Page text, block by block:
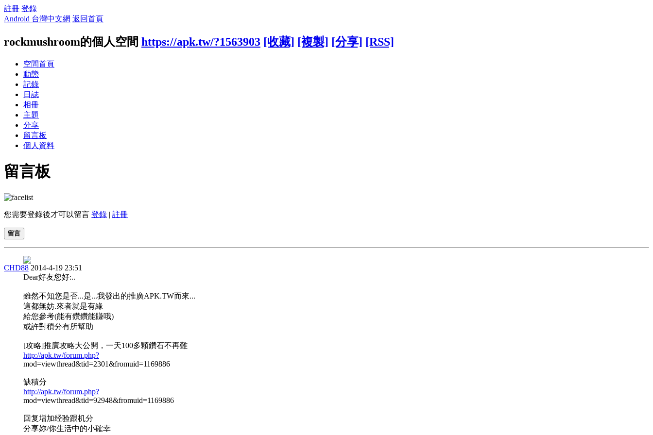
註冊 登錄
Android 台灣中文網 返回首頁
rockmushroom的個人空間 https://apk.tw/?1563903 [收藏] [複製] [分享] [RSS]
空間首頁
動態
記錄
日誌
相冊
主題
分享
留言板
個人資料
留言板
您需要登錄後才可以留言 登錄 | 註冊
留言
CHD88 2014-4-19 23:51
Dear好友您好:..
雖然不知您是否...是...我發出的推廣APK.TW而來...
這都無妨.來者就是有緣
給您參考(能有鑽鑽能賺哦)
或許對積分有所幫助
[攻略]推廣攻略大公開，一天100多顆鑽石不再難
http://apk.tw/forum.php?
mod=viewthread&tid=2301&fromuid=1169886
缺積分
http://apk.tw/forum.php?
mod=viewthread&tid=92948&fromuid=1169886
回复增加经验跟机分
分享妳/你生活中的小確幸